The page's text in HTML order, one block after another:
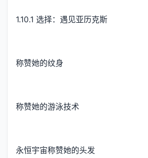
1.10.1 选择：遇见亚历克斯
称赞她的纹身
称赞她的游泳技术
永恒宇宙称赞她的头发